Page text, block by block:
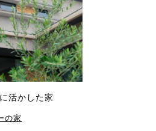
活かした家
の家